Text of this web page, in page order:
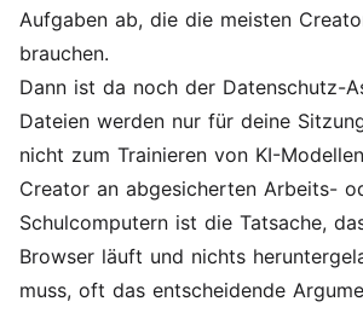
Aufgaben ab, die die meisten
brauchen.
Dann ist da noch der Datenschutz-
Dateien werden nur für deine
nicht zum Trainieren von KI-
Creator an abgesicherten Arbeits-
Schulcomputern ist die Tatsache,
Browser läuft und nichts
muss, oft das entscheidende